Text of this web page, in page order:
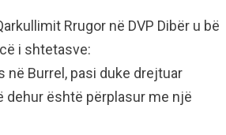
Rrugor në DVP Dibër u bë
i shtetasve:
në Burrel, pasi duke drejtuar
dehur është përplasur me një